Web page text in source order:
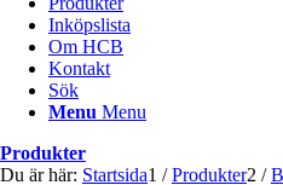
Inköpslista
Om HCB
Kontakt
Sök
Menu Menu
Produkter
Du är här: Startsida1 / Produkter2 /